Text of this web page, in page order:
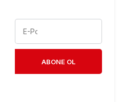
ABONE OL